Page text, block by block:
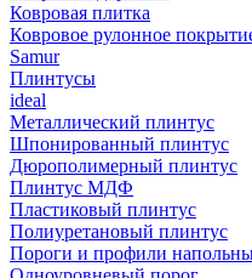
Ковровая плитка
Ковровое рулонное
Samur
Плинтусы
ideal
Металлический плинтус
Шпонированный плинтус
Дюрополимерный плинтус
Плинтус МДФ
Пластиковый плинтус
Полиуретановый плинтус
Пороги и профили